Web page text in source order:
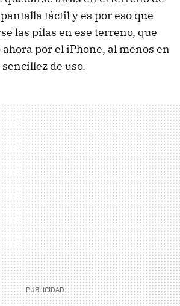
táctil y es por eso que
las pilas en ese terreno, que
por el iPhone, al menos en
de uso.